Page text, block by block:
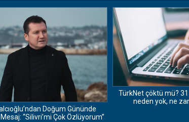
Doğum Gününde
“Silivri’mi Çok Özlüyorum”
TürkNet çöktü mü?
neden yok, ne